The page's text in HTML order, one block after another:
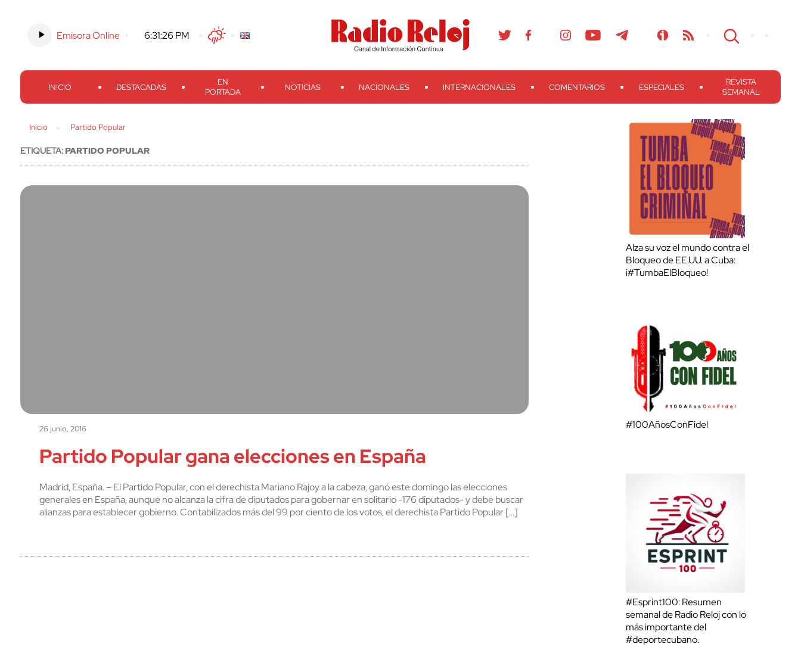
Emisora Online 6:31:26 PM TwitterFacebook
Threads
Instagram TelegramTeveo Ivoox RSS Search
INICIO DESTACADAS
EN
PORTADA
NOTICIAS NACIONALES INTERNACIONALES COMENTARIOS ESPECIALES
REVISTA
SEMANAL
Inicio Partido Popular
ETIQUETA:PARTIDO POPULAR
26 junio, 2016
Partido Popular gana elecciones en España
Madrid, España. – El Partido Popular, con el derechista Mariano Rajoy a la cabeza, ganó este domingo las elecciones
generales en España, aunque no alcanza la cifra de diputados para gobernar en solitario -176 diputados- y debe buscar
alianzas para establecer gobierno. Contabilizados más del 99 por ciento de los votos, el derechista Partido Popular […]
Alza su voz el mundo contra el
Bloqueo de EE.UU. a Cuba:
¡#TumbaElBloqueo!
#100AñosConFidel
#Esprint100: Resumen
semanal de Radio Reloj con lo
más importante del
#deportecubano.